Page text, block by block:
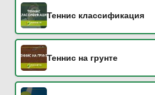
Теннис классификация
Теннис на грунте